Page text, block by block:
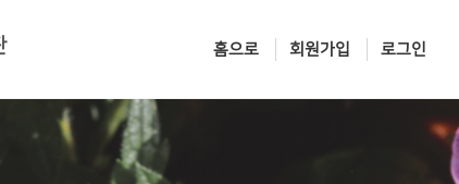
홈으로 회원가입 로그인